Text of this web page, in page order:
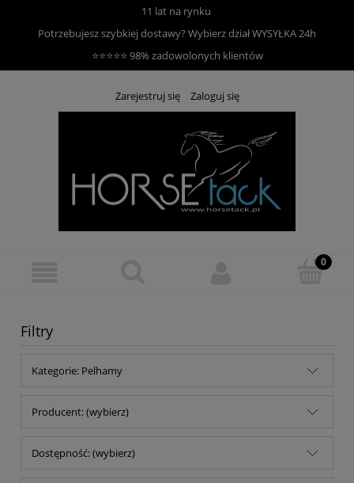
11 lat na rynku
Potrzebujesz szybkiej dostawy? Wybierz działWYSYŁKA 24h
⭐⭐⭐⭐⭐ 98% zadowolonych klientów
Zarejestruj się Zaloguj się
Filtry
Kategorie: Pelhamy
Producent: (wybierz)
Dostępność: (wybierz)